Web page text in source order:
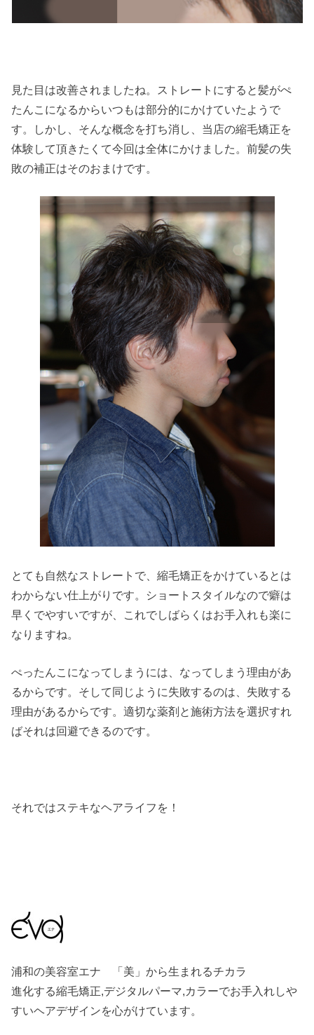
見た目は改善されましたね。ストレートにすると髪がぺ
たんこになるからいつもは部分的にかけていたようで
す。しかし、そんな概念を打ち消し、当店の縮毛矯正を
体験して頂きたくて今回は全体にかけました。前髪の失
敗の補正はそのおまけです。
とても自然なストレートで、縮毛矯正をかけているとは
わからない仕上がりです。ショートスタイルなので癖は
早くでやすいですが、これでしばらくはお手入れも楽に
なりますね。
ぺったんこになってしまうには、なってしまう理由があ
るからです。そして同じように失敗するのは、失敗する
理由があるからです。適切な薬剤と施術方法を選択すれ
ばそれは回避できるのです。
それではステキなヘアライフを！
浦和の美容室エナ 「美」から生まれるチカラ
進化する縮毛矯正,デジタルパーマ,カラーでお手入れしや
すいヘアデザインを心がけています。